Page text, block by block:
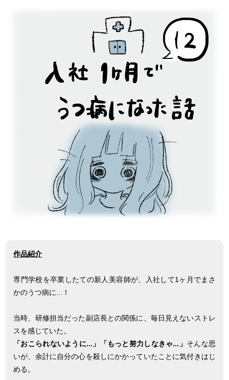
作品紹介
専門学校を卒業したての新人美容師が、入社して1ヶ月でまさ
かのうつ病に...！
当時、研修担当だった副店長との関係に、毎日見えないストレ
スを感じていた。
「おこられないように...」「もっと努力しなきゃ...」 そんな思
いが、余計に自分の心を殺しにかかっていたことに気付きはじ
める。